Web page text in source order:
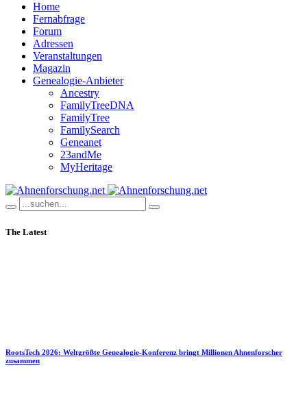
Home
Fernabfrage
Forum
Adressen
Veranstaltungen
Magazin
Genealogie-Anbieter
Ancestry
FamilyTreeDNA
FamilyTree
FamilySearch
Geneanet
23andMe
MyHeritage
The Latest
RootsTech 2026: Weltgrößte Genealogie-Konferenz bringt Millionen Ahnenforscher
zusammen